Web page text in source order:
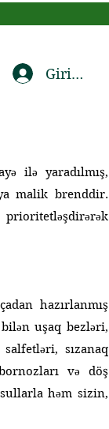
Giriş yap
ilə yaradılmış,
malik brenddir.
hazırlanmış
uşaq bezləri,
sızanaq
və döş
həm sizin,